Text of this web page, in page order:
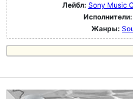
Лейбл: Sony Music
Исполнители:
Жанры: